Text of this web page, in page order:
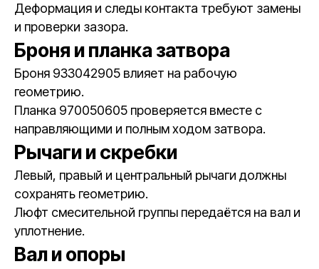
Деформация и следы контакта требуют замены
и проверки зазора.
Броня и планка затвора
Броня 933042905 влияет на рабочую
геометрию.
Планка 970050605 проверяется вместе с
направляющими и полным ходом затвора.
Рычаги и скребки
Левый, правый и центральный рычаги должны
сохранять геометрию.
Люфт смесительной группы передаётся на вал и
уплотнение.
Вал и опоры